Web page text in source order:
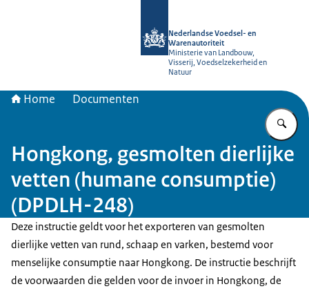
Nederlandse Voedsel- en
Warenautoriteit
Ministerie van Landbouw,
Visserij, Voedselzekerheid en
Natuur
Home Documenten
Hongkong, gesmolten dierlijke
vetten (humane consumptie)
(DPDLH-248)
Deze instructie geldt voor het exporteren van gesmolten
dierlijke vetten van rund, schaap en varken, bestemd voor
menselijke consumptie naar Hongkong. De instructie beschrijft
de voorwaarden die gelden voor de invoer in Hongkong, de